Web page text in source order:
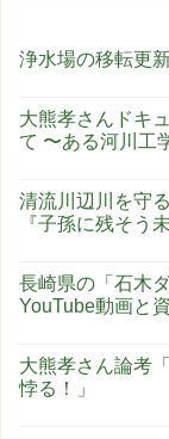
浄水場の移転更
大熊孝さんドキ
て 〜ある河川工
清流川辺川を守
『子孫に残そう
長崎県の「石木
YouTube動画と
大熊孝さん論考
悖る！」